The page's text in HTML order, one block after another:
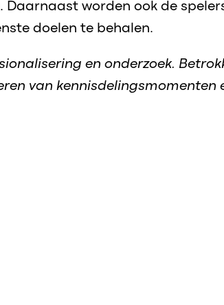
worden ook de
doelen te behalen.
en onderzoek.
van kennisdelingsmomenten